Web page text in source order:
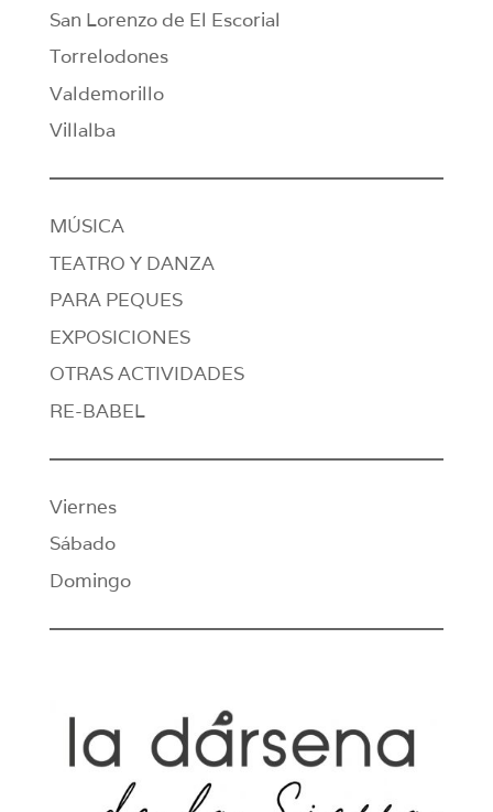
San Lorenzo de El Escorial
Torrelodones
Valdemorillo
Villalba
MÚSICA
TEATRO Y DANZA
PARA PEQUES
EXPOSICIONES
OTRAS ACTIVIDADES
RE-BABEL
Viernes
Sábado
Domingo